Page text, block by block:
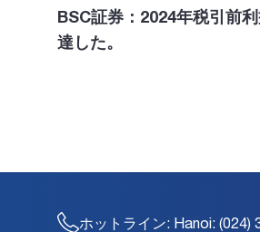
BSC証券：2024年税引前
達した。
ホットライン: Hanoi: (024)